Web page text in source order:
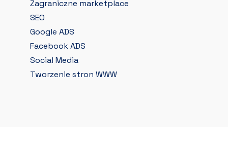
Zagraniczne marketplace
SEO
Google ADS
Facebook ADS
Social Media
Tworzenie stron WWW